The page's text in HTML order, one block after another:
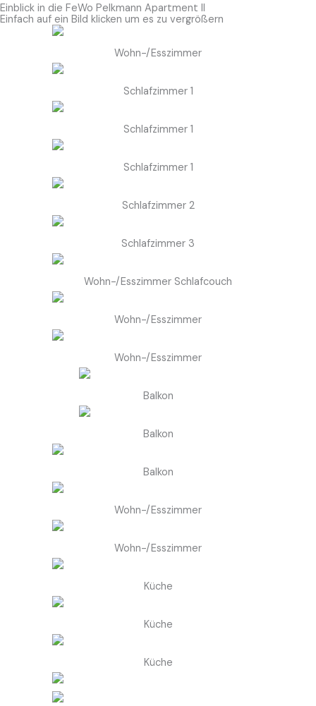
Einblick in die FeWo Pelkmann Apartment II
Einfach auf ein Bild klicken um es zu vergrößern
Wohn-/Esszimmer
Schlafzimmer 1
Schlafzimmer 1
Schlafzimmer 1
Schlafzimmer 2
Schlafzimmer 3
Wohn-/Esszimmer Schlafcouch
Wohn-/Esszimmer
Wohn-/Esszimmer
Balkon
Balkon
Balkon
Wohn-/Esszimmer
Wohn-/Esszimmer
Küche
Küche
Küche